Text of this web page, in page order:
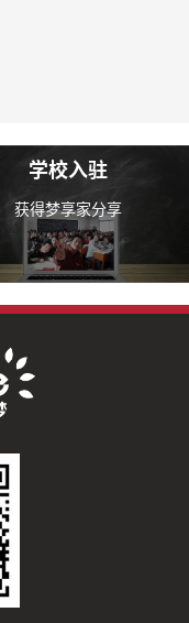
学校入驻
获得梦享家分享